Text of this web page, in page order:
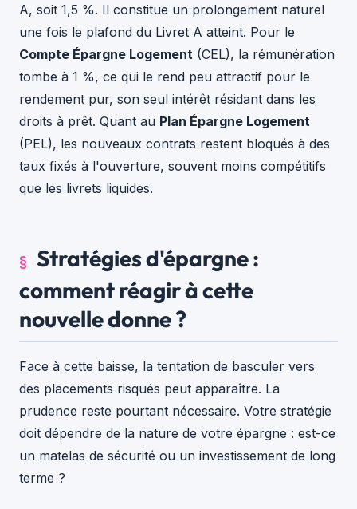
A, soit 1,5 %. Il constitue un prolongement naturel
une fois le plafond du Livret A atteint. Pour le
Compte Épargne Logement (CEL), la rémunération
tombe à 1 %, ce qui le rend peu attractif pour le
rendement pur, son seul intérêt résidant dans les
droits à prêt. Quant au Plan Épargne Logement
(PEL), les nouveaux contrats restent bloqués à des
taux fixés à l'ouverture, souvent moins compétitifs
que les livrets liquides.
Stratégies d'épargne :
comment réagir à cette
nouvelle donne ?
Face à cette baisse, la tentation de basculer vers
des placements risqués peut apparaître. La
prudence reste pourtant nécessaire. Votre stratégie
doit dépendre de la nature de votre épargne : est-ce
un matelas de sécurité ou un investissement de long
terme ?